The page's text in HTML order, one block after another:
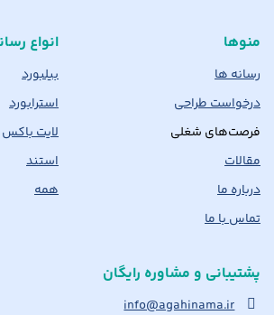
منوها
رسانه ها
درخواست طراحی
فرصت‌های شغلی
مقالات
درباره ما
تماس با ما
انواع
بیلبورد
استرابورد
لایت باکس
استند
همه
پشتیبانی و مشاوره رایگان
info@agahinama.ir